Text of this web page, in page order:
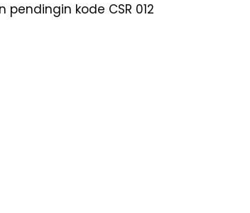
kode CSR 012